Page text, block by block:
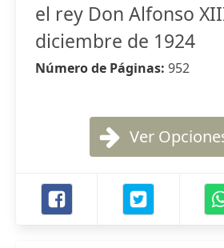
el rey Don Alfonso
diciembre de 1924
Número de Páginas: 952
Ver